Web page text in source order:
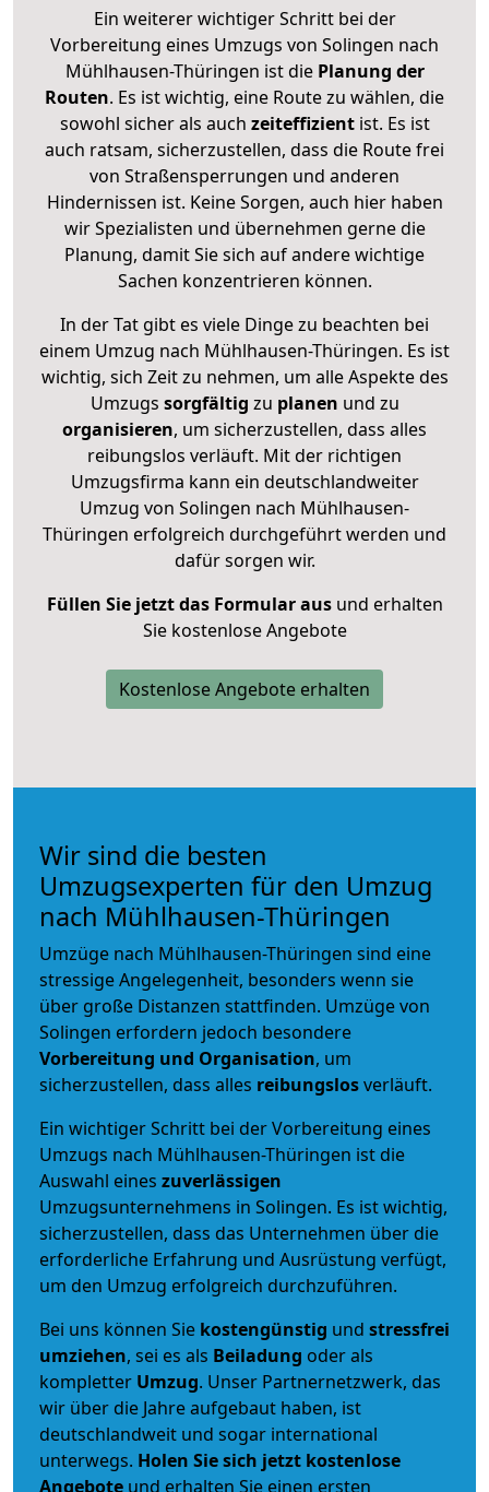
Ein weiterer wichtiger Schritt bei der
Vorbereitung eines Umzugs von Solingen nach
Mühlhausen-Thüringen ist diePlanung der
Routen. Es ist wichtig, eine Route zu wählen, die
sowohl sicher als auch zeiteffizientist. Es ist
auch ratsam, sicherzustellen, dass die Route frei
von Straßensperrungen und anderen
Hindernissen ist. Keine Sorgen, auch hier haben
wir Spezialisten und übernehmen gerne die
Planung, damit Sie sich auf andere wichtige
Sachen konzentrieren können.
In der Tat gibt es viele Dinge zu beachten bei
einem Umzug nach Mühlhausen-Thüringen. Es ist
wichtig, sich Zeit zu nehmen, um alle Aspekte des
Umzugs sorgfältig zu planen und zu
organisieren, um sicherzustellen, dass alles
reibungslos verläuft. Mit der richtigen
Umzugsfirma kann ein deutschlandweiter
Umzug von Solingen nach Mühlhausen-
Thüringen erfolgreich durchgeführt werden und
dafür sorgen wir.
Füllen Sie jetzt das Formular ausund erhalten
Sie kostenlose Angebote
Kostenlose Angebote erhalten
Wir sind die besten
Umzugsexperten für den Umzug
nach Mühlhausen-Thüringen
Umzüge nach Mühlhausen-Thüringen sind eine
stressige Angelegenheit, besonders wenn sie
über große Distanzen stattfinden. Umzüge von
Solingen erfordern jedoch besondere
Vorbereitung und Organisation, um
sicherzustellen, dass alles reibungslosverläuft.
Ein wichtiger Schritt bei der Vorbereitung eines
Umzugs nach Mühlhausen-Thüringen ist die
Auswahl eines zuverlässigen
Umzugsunternehmens in Solingen. Es ist wichtig,
sicherzustellen, dass das Unternehmen über die
erforderliche Erfahrung und Ausrüstung verfügt,
um den Umzug erfolgreich durchzuführen.
Bei uns können Sie kostengünstig und stressfrei
umziehen, sei es als Beiladung oder als
kompletter Umzug. Unser Partnernetzwerk, das
wir über die Jahre aufgebaut haben, ist
deutschlandweit und sogar international
unterwegs. Holen Sie sich jetzt kostenlose
Angebote und erhalten Sie einen ersten